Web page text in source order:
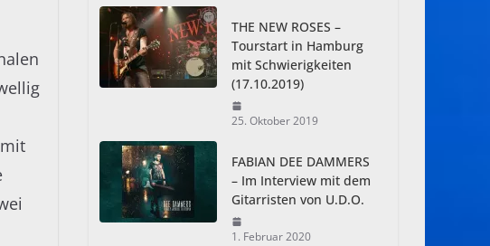
THE NEW ROSES –
Tourstart in Hamburg
mit Schwierigkeiten
(17.10.2019)
25. Oktober 2019
FABIAN DEE DAMMERS
– Im Interview mit dem
Gitarristen von U.D.O.
1. Februar 2020